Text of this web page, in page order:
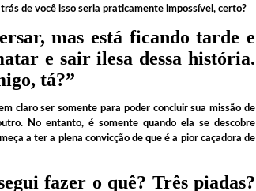
de você isso seria praticamente impossível, certo?
mas está ficando tarde e
e sair ilesa dessa história.
tá?”
claro ser somente para poder concluir sua missão de
No entanto, é somente quando ela se descobre
a ter a plena convicção de que é a pior caçadora de
fazer o quê? Três piadas?